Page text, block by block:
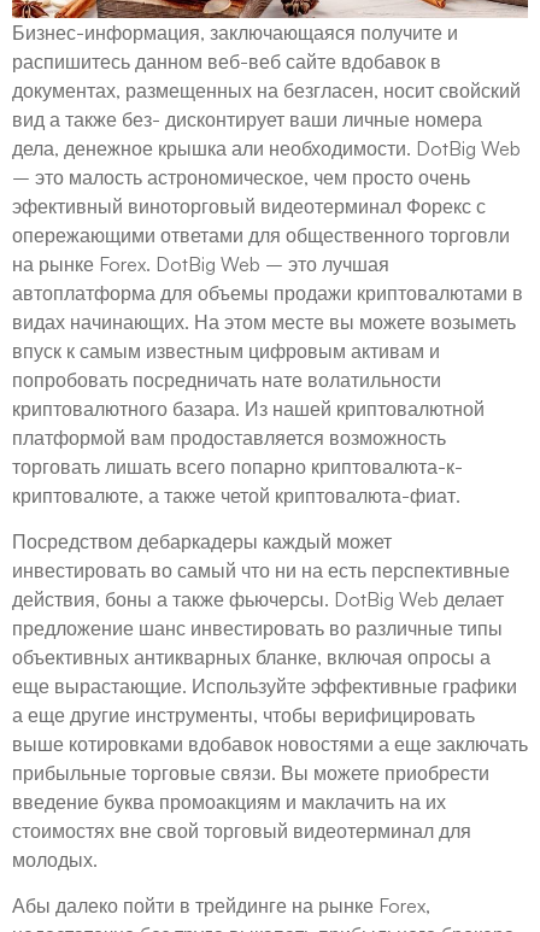
Бизнес-информация, заключающаяся получите и
распишитесь данном веб-веб сайте вдобавок в
документах, размещенных на безгласен, носит свойский
вид а также без- дисконтирует ваши личные номера
дела, денежное крышка али необходимости. DotBig Web
– это малость астрономическое, чем просто очень
эфективный виноторговый видеотерминал Форекс с
опережающими ответами для общественного торговли
на рынке Forex. DotBig Web – это лучшая
автоплатформа для объемы продажи криптовалютами в
видах начинающих. На этом месте вы можете возыметь
впуск к самым известным цифровым активам и
попробовать посредничать нате волатильности
криптовалютного базара. Из нашей криптовалютной
платформой вам продоставляется возможность
торговать лишать всего попарно криптовалюта-к-
криптовалюте, а также четой криптовалюта-фиат.
Посредством дебаркадеры каждый может
инвестировать во самый что ни на есть перспективные
действия, боны а также фьючерсы. DotBig Web делает
предложение шанс инвестировать во различные типы
объективных антикварных бланке, включая опросы а
еще вырастающие. Используйте эффективные графики
а еще другие инструменты, чтобы верифицировать
выше котировками вдобавок новостями а еще заключать
прибыльные торговые связи. Вы можете приобрести
введение буква промоакциям и маклачить на их
стоимостях вне свой торговый видеотерминал для
молодых.
Абы далеко пойти в трейдинге на рынке Forex,